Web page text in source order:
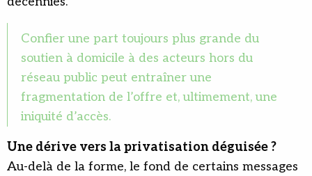
Confier une part toujours plus grande du
soutien à domicile à des acteurs hors du
réseau public peut entraîner une
fragmentation de l’offre et, ultimement, une
iniquité d’accès.
Une dérive vers la privatisation déguisée ?
Au-delà de la forme, le fond de certains messages